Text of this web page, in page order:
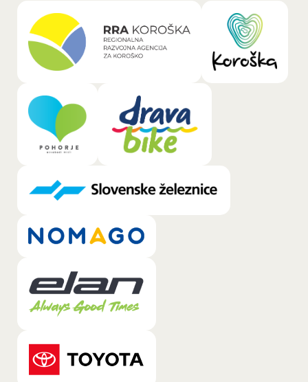
General.LOGO_LINK_TEXT_A11Y: RRA
General.LOGO_LINK_TEXT_A11Y: Pohorje
General.LOGO_LINK_TEXT_A11Y:
General.LOGO_LINK_TEXT_A11Y: Nomago
General.LOGO_LINK_TEXT_A11Y: Elan
General.LOGO_LINK_TEXT_A11Y: Toyota